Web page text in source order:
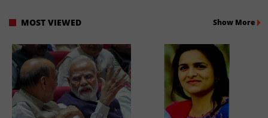
MOST VIEWED Show More